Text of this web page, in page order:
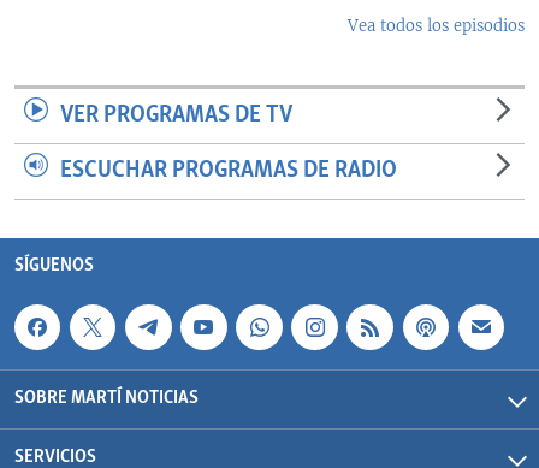
Vea todos los episodios
VER PROGRAMAS DE TV
ESCUCHAR PROGRAMAS DE RADIO
SÍGUENOS
SOBRE MARTÍ NOTICIAS
SERVICIOS